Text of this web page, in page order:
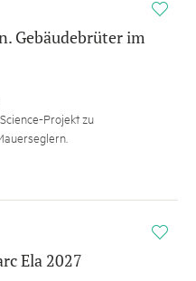
i
Gebäudebrüter im
Projekt zu
i
Ela 2027